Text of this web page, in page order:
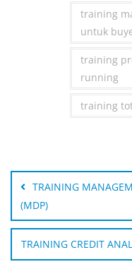
training
untuk
training
running
training
Post
TRAINING
(MDP)
TRAINING CREDIT